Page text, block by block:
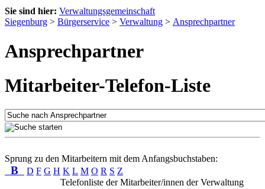
Sie sind hier: Verwaltungsgemeinschaft
Siegenburg > Bürgerservice > Verwaltung > Ansprechpartner
Ansprechpartner
Mitarbeiter-Telefon-Liste
Sprung zu den Mitarbeitern mit dem Anfangsbuchstaben:
B D F G H K L M O R S Z
Telefonliste der Mitarbeiter/innen der Verwaltung